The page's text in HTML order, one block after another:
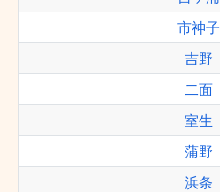
市神子
吉野
二面
室生
蒲野
浜条